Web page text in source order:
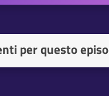
per questo